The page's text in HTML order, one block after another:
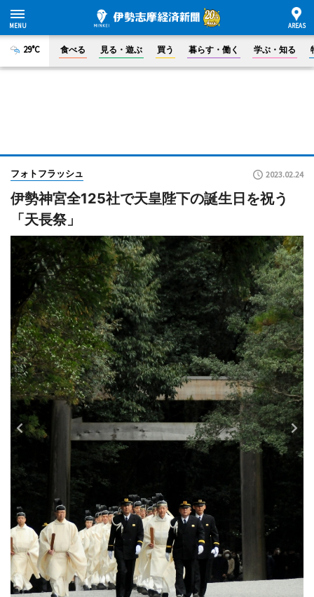
29°C 食べる 見る・遊ぶ 買う 暮らす・働く 学ぶ・知る
フォトフラッシュ 2023.02.24
伊勢神宮全125社で天皇陛下の誕生日を祝う
「天長祭」